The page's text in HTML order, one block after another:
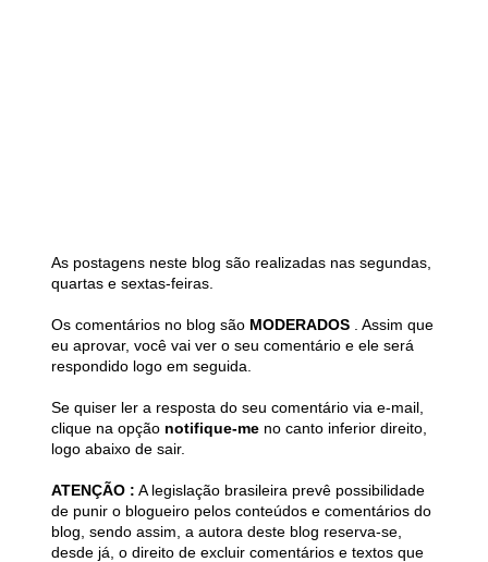
As postagens neste blog são realizadas nas segundas,
quartas e sextas-feiras.
Os comentários no blog são MODERADOS
. Assim que
eu aprovar, você vai ver o seu comentário e ele será
respondido logo em seguida.
Se quiser ler a resposta do seu comentário via e-mail,
clique na opção notifique-me no canto inferior direito,
logo abaixo de sair.
ATENÇÃO : A legislação brasileira prevê possibilidade
de punir o blogueiro pelos conteúdos e comentários do
blog, sendo assim, a autora deste blog reserva-se,
desde já, o direito de excluir comentários e textos que